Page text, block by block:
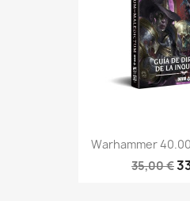
Warhammer
35,00 €